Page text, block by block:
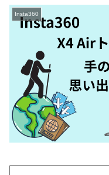
Insta360